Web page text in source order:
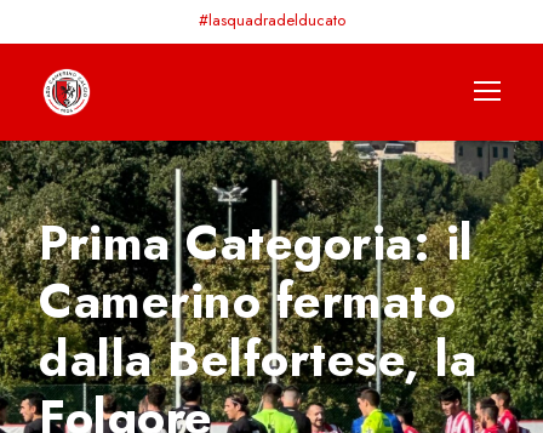
#lasquadradelducato
Prima Categoria: il
Camerino fermato
dalla Belfortese, la
Folgore